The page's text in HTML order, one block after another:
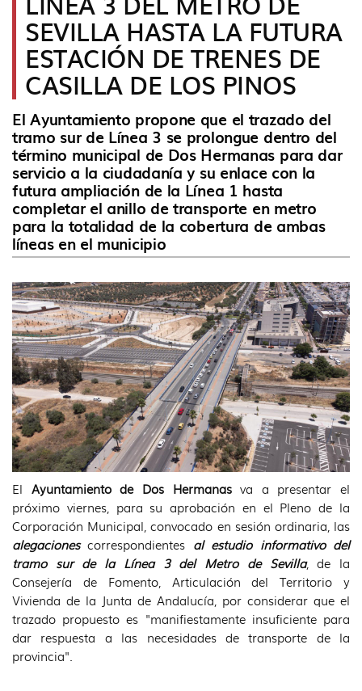
idioma
SEVILLA HASTA LA FUTURA
ESTACIÓN DE TRENES DE
CASILLA DE LOS PINOS
El Ayuntamiento propone que el trazado del
tramo sur de Línea 3 se prolongue dentro del
término municipal de Dos Hermanas para dar
servicio a la ciudadanía y su enlace con la
futura ampliación de la Línea 1 hasta
completar el anillo de transporte en metro
para la totalidad de la cobertura de ambas
líneas en el municipio
El Ayuntamiento de Dos Hermanasva a presentar el
próximo viernes, para su aprobación en el Pleno de la
Corporación Municipal, convocado en sesión ordinaria, las
alegaciones correspondientes al estudio informativo del
tramo sur de la Línea 3 del Metro de Sevilla, de la
Consejería de Fomento, Articulación del Territorio y
Vivienda de la Junta de Andalucía, por considerar que el
trazado propuesto es "manifiestamente insuficiente para
dar respuesta a las necesidades de transporte de la
provincia".